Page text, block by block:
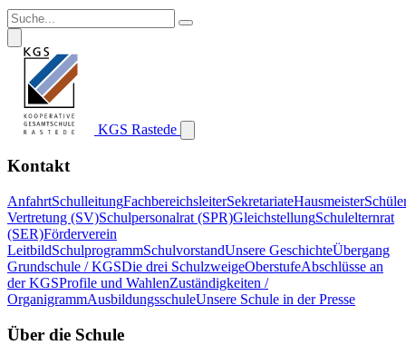
KGS Rastede
Kontakt
AnfahrtSchulleitungFachbereichsleiterSekretariateHausmeister
Vertretung (SV)Schulpersonalrat (SPR)GleichstellungSchulelternrat
(SER)Förderverein
LeitbildSchulprogrammSchulvorstandUnsere GeschichteÜbergang
Grundschule / KGSDie drei SchulzweigeOberstufeAbschlüsse an
der KGSProfile und WahlenZuständigkeiten /
OrganigrammAusbildungsschuleUnsere Schule in der Presse
Über die Schule